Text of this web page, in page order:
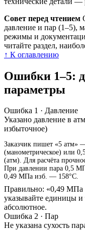
Совет перед чтением
давление и пар (1–5),
режимы и
читайте раздел,
↑ К оглавлению
Ошибки 1–5:
параметры
Ошибка 1 · Давление
Указано давление в
избыточное)
Заказчик пишет «5 атм»
(манометрическое) или
(атм). Для расчёта
При давлении пара 0,5
0,49 МПа изб. — 158°C.
Правильно: «0,49 МПа
указывайте единицы
абсолютное.
Ошибка 2 · Пар
Не указана сухость